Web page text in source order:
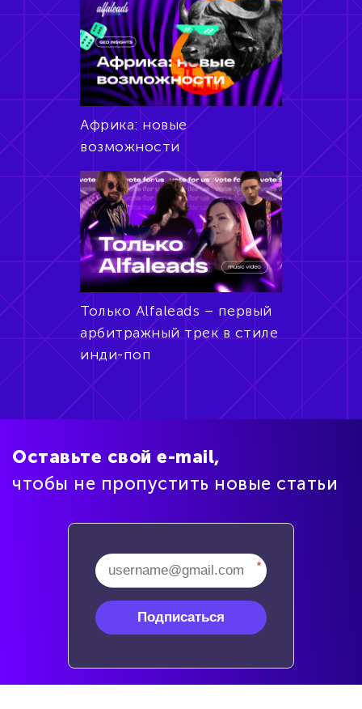
Африка: новые
возможности
Только Alfaleads – первый
арбитражный трек в стиле
инди-поп
Оставьте свой e-mail,
чтобы не пропустить новые статьи
*
Подписаться